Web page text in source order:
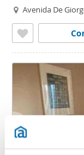
Avenida De